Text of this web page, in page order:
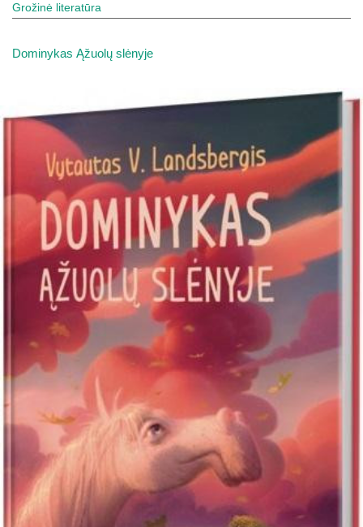
Grožinė literatūra
Dominykas Ąžuolų slėnyje